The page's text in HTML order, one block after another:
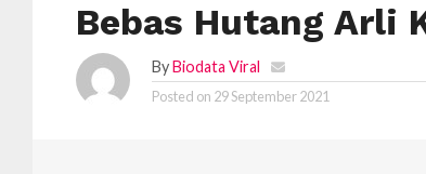
Bebas Hutang Arli
By Biodata Viral
Posted on 29 September 2021